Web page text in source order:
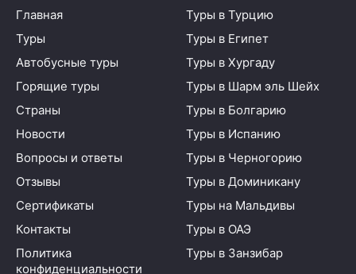
Главная
Туры
Автобусные туры
Горящие туры
Страны
Новости
Вопросы и ответы
Отзывы
Сертификаты
Контакты
Политика
конфиденциальности
Туры в Турцию
Туры в Египет
Туры в Хургаду
Туры в Шарм эль Шейх
Туры в Болгарию
Туры в Испанию
Туры в Черногорию
Туры в Доминикану
Туры на Мальдивы
Туры в ОАЭ
Туры в Занзибар